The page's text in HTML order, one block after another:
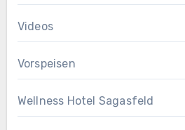
Videos
Vorspeisen
Wellness Hotel Sagasfeld